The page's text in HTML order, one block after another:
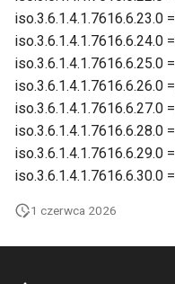
iso.3.6.1.4.1.7616.6.23.0 =
iso.3.6.1.4.1.7616.6.24.0 =
iso.3.6.1.4.1.7616.6.25.0 =
iso.3.6.1.4.1.7616.6.26.0 =
iso.3.6.1.4.1.7616.6.27.0 =
iso.3.6.1.4.1.7616.6.28.0 =
iso.3.6.1.4.1.7616.6.29.0 =
iso.3.6.1.4.1.7616.6.30.0 =
1 czerwca 2026